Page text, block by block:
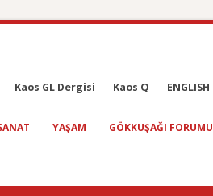
Kaos GL Dergisi Kaos Q ENGLISH
YAŞAM GÖKKUŞAĞI FORUMU